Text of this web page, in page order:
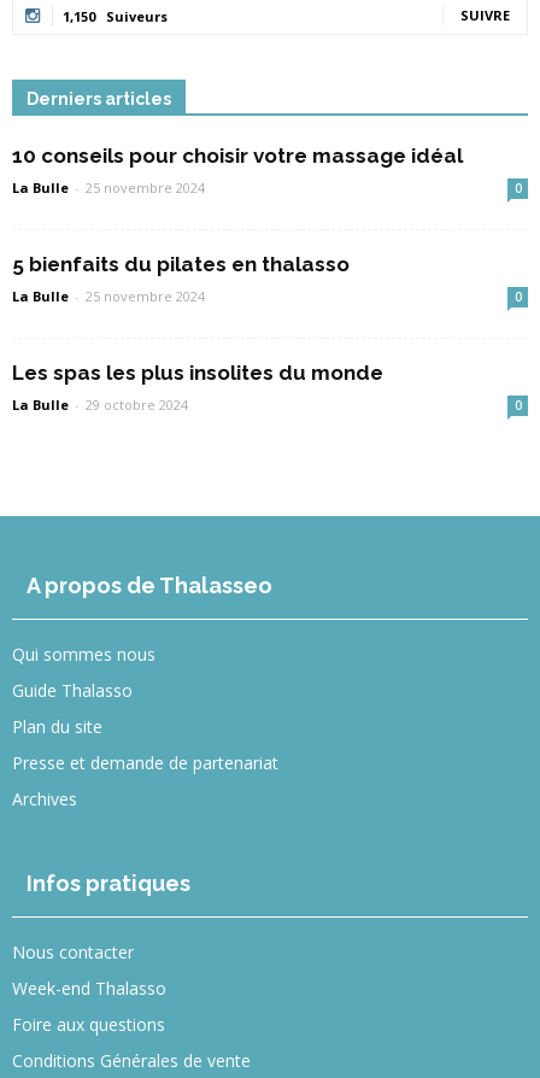
1,150 Suiveurs SUIVRE
Derniers articles
10 conseils pour choisir votre massage idéal
La Bulle - 25 novembre 2024 0
5 bienfaits du pilates en thalasso
La Bulle - 25 novembre 2024 0
Les spas les plus insolites du monde
La Bulle - 29 octobre 2024 0
A propos de Thalasseo
Qui sommes nous
Guide Thalasso
Plan du site
Presse et demande de partenariat
Archives
Infos pratiques
Nous contacter
Week-end Thalasso
Foire aux questions
Conditions Générales de vente